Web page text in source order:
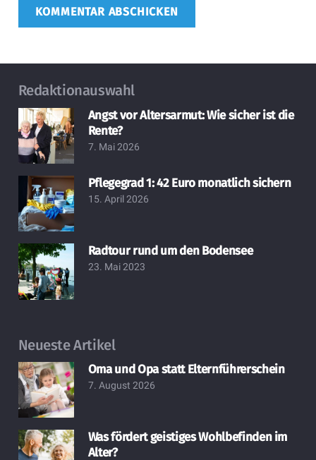
KOMMENTAR ABSCHICKEN
Redaktionauswahl
Angst vor Altersarmut: Wie sicher ist die
Rente?
7. Mai 2026
Pflegegrad 1: 42 Euro monatlich sichern
15. April 2026
Radtour rund um den Bodensee
23. Mai 2023
Neueste Artikel
Oma und Opa statt Elternführerschein
7. August 2026
Was fördert geistiges Wohlbefinden im
Alter?